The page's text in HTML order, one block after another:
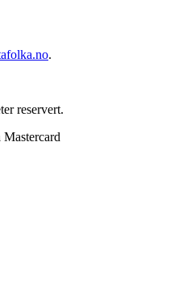
.
reservert.
Mastercard